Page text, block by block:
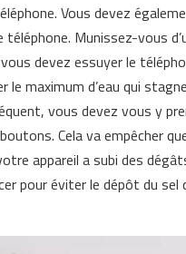
Vous devez
Munissez-vous
devez essuyer le
le maximum d’eau qui
vous devez vous y
Cela va empêcher
appareil a subi des
pour éviter le dépôt du sel